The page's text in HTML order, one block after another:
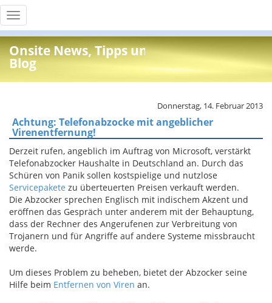
Toggle
navigation
Onsite News, Tipps und Info
Blog
Donnerstag, 14. Februar 2013
Achtung: Telefonabzocke mit angeblicher
Virenentfernung!
Derzeit rufen, angeblich im Auftrag von Microsoft, verstärkt
Telefonabzocker Haushalte in Deutschland an. Durch das
Schüren von Panik sollen kostspielige und nutzlose
Servicepakete zu überteuerten Preisen verkauft werden.
Die Abzocker sprechen Englisch mit indischem Akzent und
eröffnen das Gespräch unter anderem mit der Behauptung,
dass der Rechner des Angerufenen zur Verbreitung von
Trojanern und für Angriffe auf andere Systeme missbraucht
werde.
Um dieses Problem zu beheben, bietet der Abzocker seine
Hilfe beim Entfernen von Viren an.